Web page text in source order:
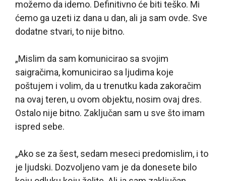
možemo da idemo. Definitivno će biti teško. Mi
ćemo ga uzeti iz dana u dan, ali ja sam ovde. Sve
dodatne stvari, to nije bitno.
„Mislim da sam komunicirao sa svojim
saigračima, komunicirao sa ljudima koje
poštujem i volim, da u trenutku kada zakoračim
na ovaj teren, u ovom objektu, nosim ovaj dres.
Ostalo nije bitno. Zaključan sam u sve što imam
ispred sebe.
„Ako se za šest, sedam meseci predomislim, i to
je ljudski. Dozvoljeno vam je da donesete bilo